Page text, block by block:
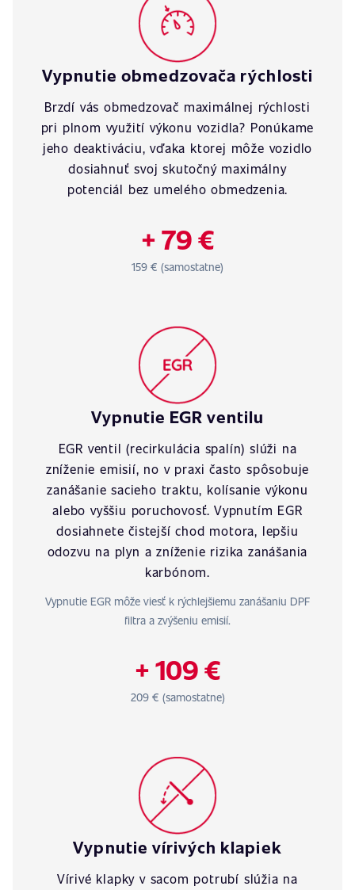
Vypnutie obmedzovača rýchlosti
Brzdí vás obmedzovač maximálnej rýchlosti
pri plnom využití výkonu vozidla? Ponúkame
jeho deaktiváciu, vďaka ktorej môže vozidlo
dosiahnuť svoj skutočný maximálny
potenciál bez umelého obmedzenia.
+ 79 €
159 € (samostatne)
Vypnutie EGR ventilu
EGR ventil (recirkulácia spalín) slúži na
zníženie emisií, no v praxi často spôsobuje
zanášanie sacieho traktu, kolísanie výkonu
alebo vyššiu poruchovosť. Vypnutím EGR
dosiahnete čistejší chod motora, lepšiu
odozvu na plyn a zníženie rizika zanášania
karbónom.
Vypnutie EGR môže viesť k rýchlejšiemu zanášaniu DPF
filtra a zvýšeniu emisií.
+ 109 €
209 € (samostatne)
Vypnutie vírivých klapiek
Vírivé klapky v sacom potrubí slúžia na